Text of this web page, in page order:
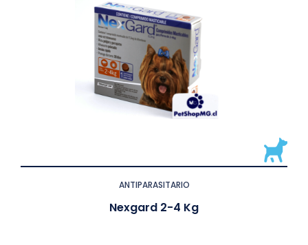
ANTIPARASITARIO
Nexgard 2-4 Kg